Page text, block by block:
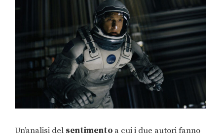
Un’analisi del sentimento a cui i due autori fanno